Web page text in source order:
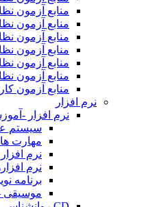
منابع آزمون
منابع آزمون
منابع آزمون
منابع آزمون
منابع آزمون
منابع آزمون
منابع آزمون
نرم افزار
نرم افزار -
سیستم
مهارت
نرم
نرم
برنامه
موسیقی -